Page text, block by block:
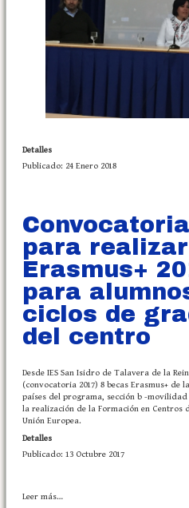
Detalles
Publicado: 24 Enero 2018
para realizar
Erasmus+
para
ciclos de
del centro
Desde IES San Isidro de Talavera de la
(convocatoria 2017) 8 becas Erasmus+
países del programa, sección b -
la realización de la Formación en Centros
Unión Europea.
Detalles
Publicado: 13 Octubre 2017
Leer más…